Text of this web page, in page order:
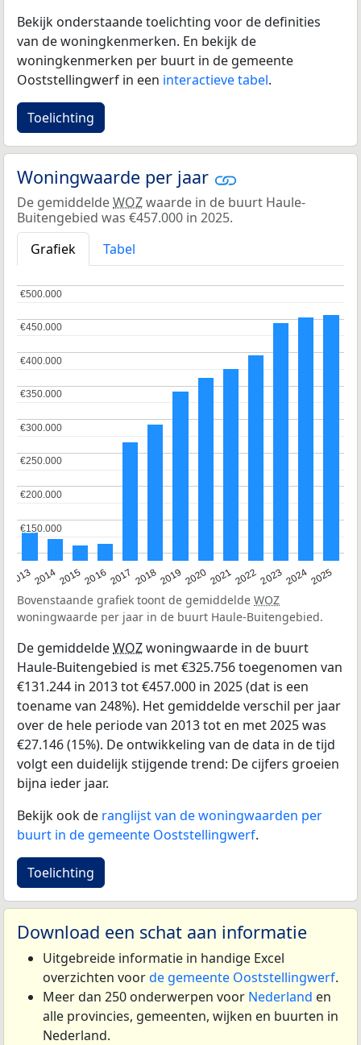
Bekijk onderstaande toelichting voor de definities
van de woningkenmerken. En bekijk de
woningkenmerken per buurt in de gemeente
Ooststellingwerf in een interactieve tabel.
Toelichting
Woningwaarde per jaar
De gemiddeldeWOZwaarde in de buurt Haule-
Buitengebied was €457.000 in 2025.
Grafiek
Tabel
20132014201520162017 20182019 202020212022202320242025
€150.000
€150.000
€200.000
€200.000
€250.000
€250.000
€300.000
€300.000
€350.000
€350.000
€400.000
€400.000
€450.000
€450.000
€500.000
€500.000
Bovenstaande grafiek toont de gemiddelde WOZ
woningwaarde per jaar in de buurt Haule-Buitengebied.
De gemiddeldeWOZwoningwaarde in de buurt
Haule-Buitengebied is met €325.756 toegenomen van
€131.244 in 2013 tot €457.000 in 2025 (dat is een
toename van 248%). Het gemiddelde verschil per jaar
over de hele periode van 2013 tot en met 2025 was
€27.146 (15%). De ontwikkeling van de data in de tijd
volgt een duidelijk stijgende trend: De cijfers groeien
bijna ieder jaar.
Bekijk ook de ranglijst van de woningwaarden per
buurt in de gemeente Ooststellingwerf.
Toelichting
Download een schat aan informatie
Uitgebreide informatie in handige Excel
overzichten voorde gemeente Ooststellingwerf.
Meer dan 250 onderwerpen voor Nederland en
alle provincies, gemeenten, wijken en buurten in
Nederland.